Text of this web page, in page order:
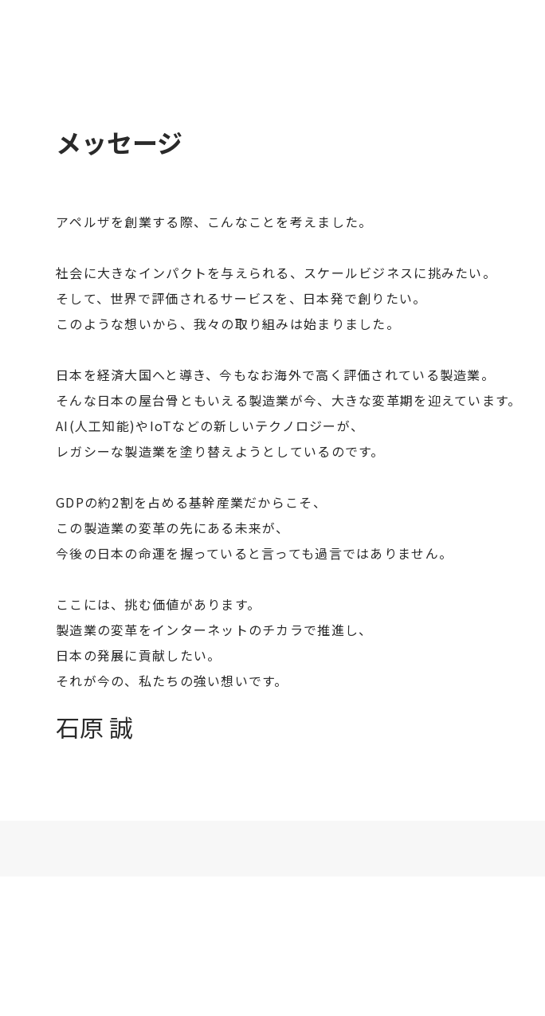
メッセージ
アペルザを創業する際、こんなことを考えました。
社会に大きなインパクトを与えられる、スケールビジネスに挑みたい。
そして、世界で評価されるサービスを、日本発で創りたい。
このような想いから、我々の取り組みは始まりました。
日本を経済大国へと導き、今もなお海外で高く評価されている製造業。
そんな日本の屋台骨ともいえる製造業が今、大きな変革期を迎えています。
AI(人工知能)やIoTなどの新しいテクノロジーが、
レガシーな製造業を塗り替えようとしているのです。
GDPの約2割を占める基幹産業だからこそ、
この製造業の変革の先にある未来が、
今後の日本の命運を握っていると言っても過言ではありません。
ここには、挑む価値があります。
製造業の変革をインターネットのチカラで推進し、
日本の発展に貢献したい。
それが今の、私たちの強い想いです。
石原 誠